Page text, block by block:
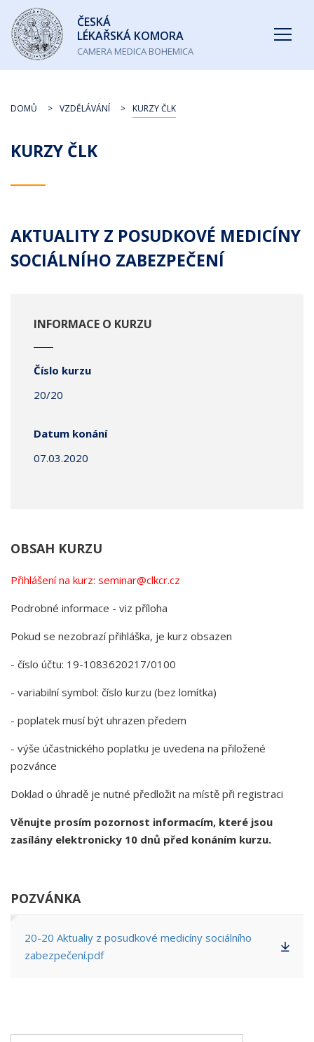
Česká
lékařská
komora
ČESKÁ
LÉKAŘSKÁ KOMORA
CAMERA MEDICA BOHEMICA
KURZY ČLK
DOMŮ VZDĚLÁVÁNÍ KURZY ČLK
AKTUALITY Z POSUDKOVÉ MEDICÍNY
SOCIÁLNÍHO ZABEZPEČENÍ
INFORMACE O KURZU
Číslo kurzu
20/20
Datum konání
07.03.2020
OBSAH KURZU
Přihlášení na kurz: seminar@clkcr.cz
Podrobné informace - viz příloha
Pokud se nezobrazí přihláška, je kurz obsazen
- číslo účtu: 19-1083620217/0100
- variabilní symbol: číslo kurzu (bez lomítka)
- poplatek musí být uhrazen předem
- výše účastnického poplatku je uvedena na přiložené
pozvánce
Doklad o úhradě je nutné předložit na místě při registraci
Věnujte prosím pozornost informacím, které jsou
zasílány elektronicky 10 dnů před konáním kurzu.
POZVÁNKA
20-20 Aktualiy z posudkové medicíny sociálního
zabezpečení.pdf